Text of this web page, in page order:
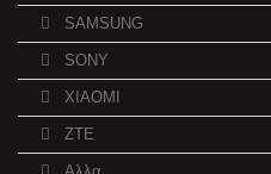
SAMSUNG
SONY
XIAOMI
ZTE